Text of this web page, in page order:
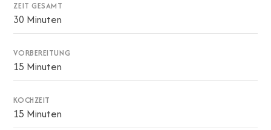
ZEIT GESAMT
30 Minuten
VORBEREITUNG
15 Minuten
KOCHZEIT
15 Minuten